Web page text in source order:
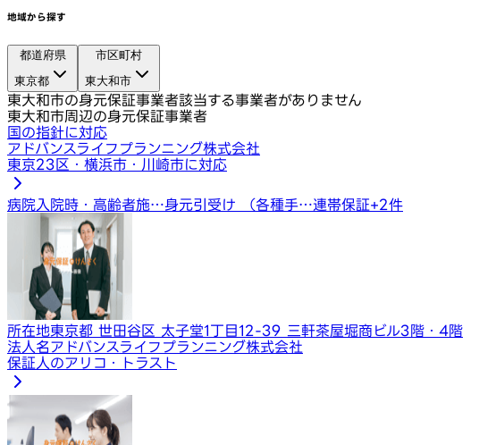
地域から探す
都道府県
東京都
市区町村
東大和市
東大和市の身元保証事業者該当する事業者がありません
東大和市周辺の身元保証事業者
国の指針に対応
アドバンスライフプランニング株式会社
東京23区・横浜市・川崎市に対応
病院入院時・高齢者施…身元引受け （各種手…連帯保証+2件
所在地東京都 世田谷区 太子堂1丁目12-39 三軒茶屋堀商ビル3階・4階
法人名アドバンスライフプランニング株式会社
保証人のアリコ・トラスト